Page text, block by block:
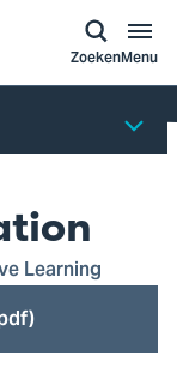
ZoekenMenu
Learning